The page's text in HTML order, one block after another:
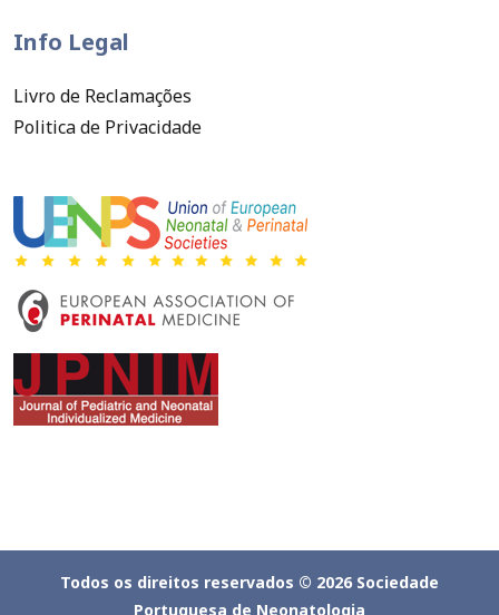
Info Legal
Livro de Reclamações
Politica de Privacidade
Todos os direitos reservados © 2026 Sociedade
Portuguesa de Neonatologia